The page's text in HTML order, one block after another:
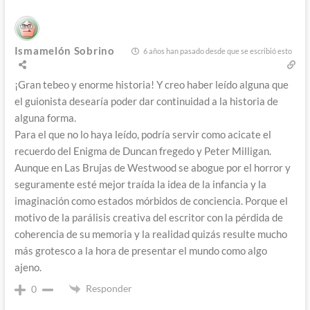
Ismamelón Sobrino 6 años han pasado desde que se escribió esto
¡Gran tebeo y enorme historia! Y creo haber leído alguna que
el guionista desearía poder dar continuidad a la historia de
alguna forma.
Para el que no lo haya leído, podría servir como acicate el
recuerdo del Enigma de Duncan fregedo y Peter Milligan.
Aunque en Las Brujas de Westwood se abogue por el horror y
seguramente esté mejor traída la idea de la infancia y la
imaginación como estados mórbidos de conciencia. Porque el
motivo de la parálisis creativa del escritor con la pérdida de
coherencia de su memoria y la realidad quizás resulte mucho
más grotesco a la hora de presentar el mundo como algo
ajeno.
0 Responder